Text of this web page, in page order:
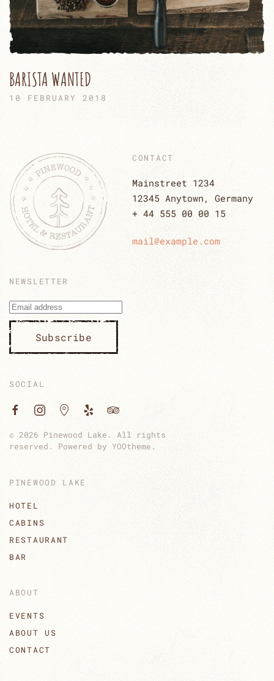
BARISTA WANTED
10 FEBRUARY 2018
CONTACT
Mainstreet 1234
12345 Anytown, Germany
+ 44 555 00 00 15
mail@example.com
NEWSLETTER
Subscribe
SOCIAL
© 2026 Pinewood Lake. All rights
reserved. Powered by YOOtheme .
PINEWOOD LAKE
HOTEL
CABINS
RESTAURANT
BAR
ABOUT
EVENTS
ABOUT US
CONTACT